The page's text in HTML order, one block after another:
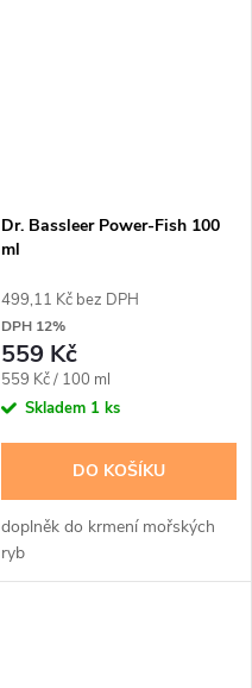
Dr. Bassleer Power-Fish 100
ml
499,11 Kč bez DPH
DPH 12%
559 Kč
Měrná
cena:
559 Kč / 100 ml
Skladem 1 ks
DO KOŠÍKU
doplněk do krmení mořských
ryb